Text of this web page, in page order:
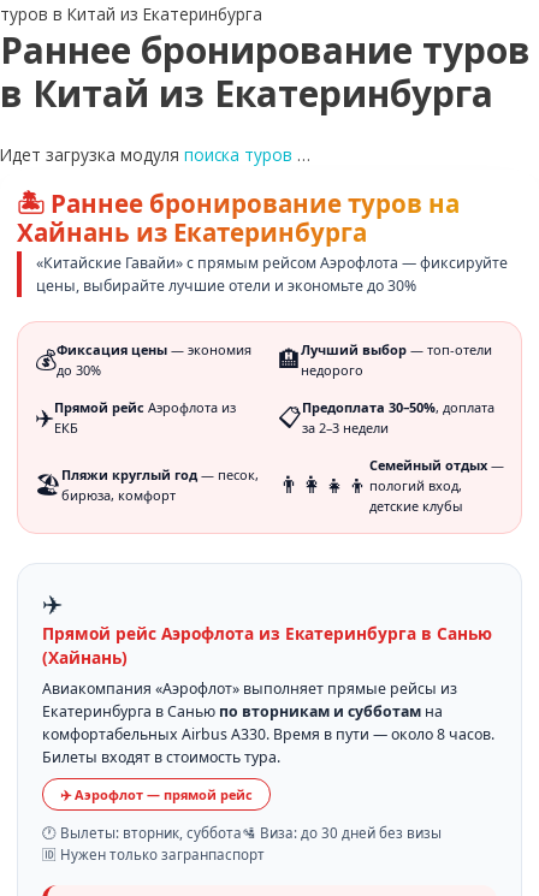
туров в Китай из Екатеринбурга
Раннее бронирование туров
в Китай из Екатеринбурга
Идет загрузка модуля поиска туров …
🏝️ Раннее бронирование туров на
Хайнань из Екатеринбурга
«Китайские Гавайи» с прямым рейсом Аэрофлота — фиксируйте
цены, выбирайте лучшие отели и экономьте до 30%
💰Фиксация цены — экономия
до 30%
🏨Лучший выбор — топ-отели
недорого
✈️Прямой рейс Аэрофлота из
ЕКБ
📋Предоплата 30–50%, доплата
за 2–3 недели
🏖️ Пляжи круглый год — песок,
бирюза, комфорт
👨‍👩‍👧‍👦
Семейный отдых —
пологий вход,
детские клубы
✈️
Прямой рейс Аэрофлота из Екатеринбурга в Санью
(Хайнань)
Авиакомпания «Аэрофлот» выполняет прямые рейсы из
Екатеринбурга в Санью по вторникам и субботам на
комфортабельных Airbus A330. Время в пути — около 8 часов.
Билеты входят в стоимость тура.
✈️ Аэрофлот — прямой рейс
🕐 Вылеты: вторник, суббота🛂 Виза: до 30 дней без визы
🆔 Нужен только загранпаспорт